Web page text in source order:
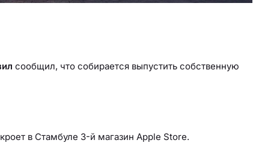
сообщил, что собирается выпустить собственную
в Стамбуле 3-й магазин Apple Store.